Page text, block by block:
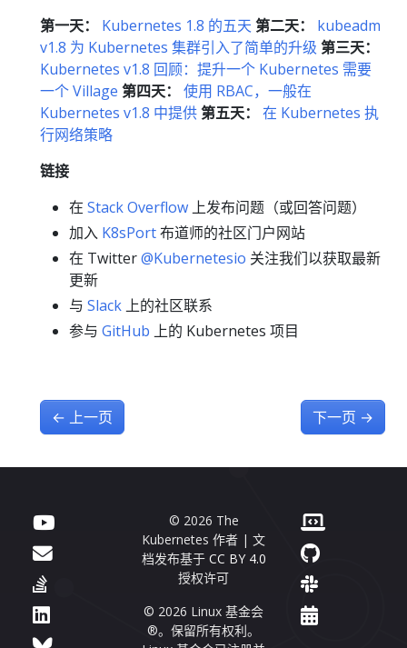
第一天：
Kubernetes 1.8 的五天 第二天：
kubeadm
v1.8 为 Kubernetes 集群引入了简单的升级 第三天：
Kubernetes v1.8 回顾：提升一个 Kubernetes 需要
一个 Village 第四天：
使用 RBAC，一般在
Kubernetes v1.8 中提供第五天：
在 Kubernetes 执
行网络策略
链接
在 Stack Overflow 上发布问题（或回答问题）
加入 K8sPort布道师的社区门户网站
在 Twitter@Kubernetesio 关注我们以获取最新
更新
与 Slack 上的社区联系
参与 GitHub 上的 Kubernetes 项目
← 上一页 下一页 →
© 2026 The
Kubernetes 作者 | 文
档发布基于 CC BY 4.0
授权许可
© 2026 Linux 基金会
®。保留所有权利。